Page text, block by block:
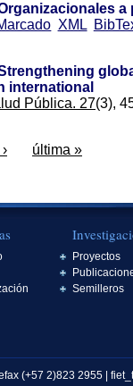
a
XML
international
Pública. 27(3),
última »
Proyectos
Semilleros
(+57 2)823 2955 |